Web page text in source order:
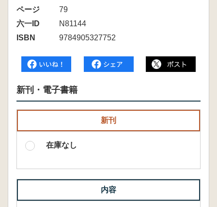
ページ
79
六一ID
N81144
ISBN
9784905327752
新刊・電子書籍
新刊
在庫なし
内容